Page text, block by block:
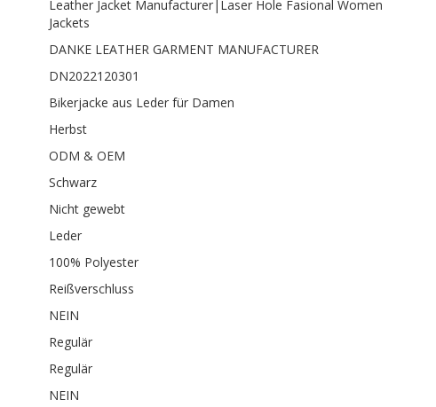
Leather Jacket Manufacturer|Laser Hole Fasional Women
Jackets
DANKE LEATHER GARMENT MANUFACTURER
DN2022120301
Bikerjacke aus Leder für Damen
Herbst
ODM & OEM
Schwarz
Nicht gewebt
Leder
100% Polyester
Reißverschluss
NEIN
Regulär
Regulär
NEIN